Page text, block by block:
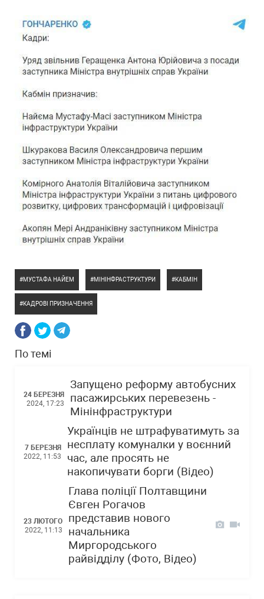
МУСТАФА НАЙЕМ МІНІНФРАСТРУКТУРИ КАБМІН
КАДРОВІ ПРИЗНАЧЕННЯ
По темі
24 БЕРЕЗНЯ
2024, 17:23
Запущено реформу автобусних
пасажирських перевезень -
Мінінфраструктури
7 БЕРЕЗНЯ
2022, 11:53
Українців не штрафуватимуть за
несплату комуналки у воєнний
час, але просять не
накопичувати борги (Відео)
23 ЛЮТОГО
2022, 11:13
Глава поліції Полтавщини
Євген Рогачов
представив нового
начальника
Миргородського
райвідділу (Фото, Відео)